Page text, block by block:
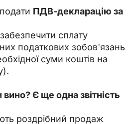
подати ПДВ-декларацію за
забезпечити сплату
податкових зобов'язань
суми коштів на
Є ще одна звітність
роздрібний продаж